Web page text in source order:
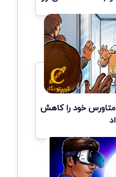
متاورس خود را کاهش